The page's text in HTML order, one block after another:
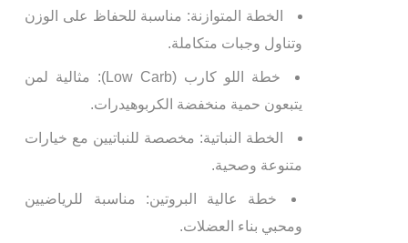
الخطة المتوازنة: مناسبة للحفاظ على الوزن
وتناول وجبات متكاملة.
خطة اللو كارب (Low Carb): مثالية لمن
يتبعون حمية منخفضة الكربوهيدرات.
الخطة النباتية: مخصصة للنباتيين مع خيارات
متنوعة وصحية.
خطة عالية البروتين: مناسبة للرياضيين
ومحبي بناء العضلات.